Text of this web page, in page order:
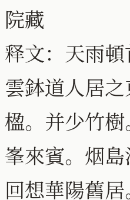
院藏
释文：天雨
雲鉢道人居
楹。并少竹
峯來賓。烟
回想華陽舊